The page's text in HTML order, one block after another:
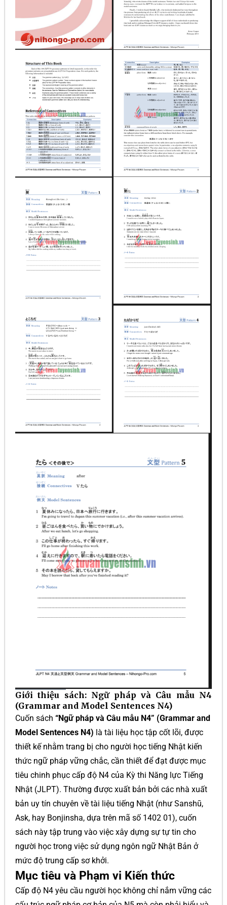
Giới thiệu sách: Ngữ pháp và Câu mẫu N4
(Grammar and Model Sentences N4)
Cuốn sách “Ngữ pháp và Câu mẫu N4” (Grammar and
Model Sentences N4) là tài liệu học tập cốt lõi, được
thiết kế nhằm trang bị cho người học tiếng Nhật kiến
thức ngữ pháp vững chắc, cần thiết để đạt được mục
tiêu chinh phục cấp độ N4 của Kỳ thi Năng lực Tiếng
Nhật (JLPT). Thường được xuất bản bởi các nhà xuất
bản uy tín chuyên về tài liệu tiếng Nhật (như Sanshū,
Ask, hay Bonjinsha, dựa trên mã số 1402 01), cuốn
sách này tập trung vào việc xây dựng sự tự tin cho
người học trong việc sử dụng ngôn ngữ Nhật Bản ở
mức độ trung cấp sơ khởi.
Mục tiêu và Phạm vi Kiến thức
Cấp độ N4 yêu cầu người học không chỉ nắm vững các